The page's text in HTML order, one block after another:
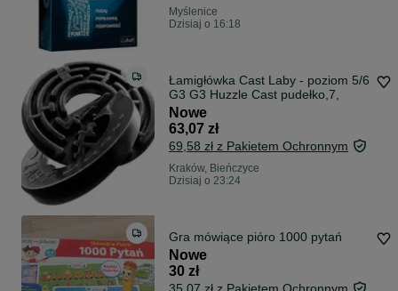
Myślenice
Dzisiaj o 16:18
Łamigłówka Cast Laby - poziom 5/6
G3 G3 Huzzle Cast pudełko,7,
Nowe
63,07 zł
69,58 zł z Pakietem Ochronnym
Kraków, Bieńczyce
Dzisiaj o 23:24
Gra mówiące pióro 1000 pytań
Nowe
30 zł